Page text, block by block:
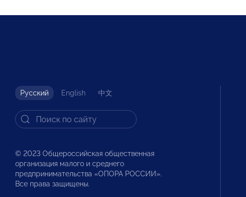
Русский English 中文
© 2023 Общероссийская общественная
организация малого и среднего
предпринимательства «ОПОРА РОССИИ».
Все права защищены.